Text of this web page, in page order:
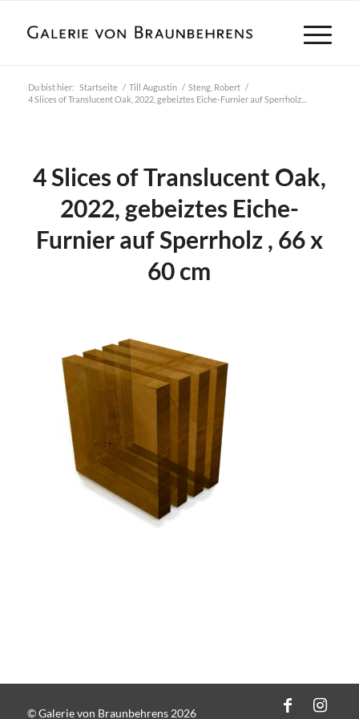
Du bist hier: Startseite / Till Augustin / Steng, Robert /
4 Slices of Translucent Oak, 2022, gebeiztes Eiche-Furnier auf Sperrholz...
4 Slices of Translucent Oak,
2022, gebeiztes Eiche-
Furnier auf Sperrholz , 66 x
60 cm
© Galerie von Braunbehrens 2026